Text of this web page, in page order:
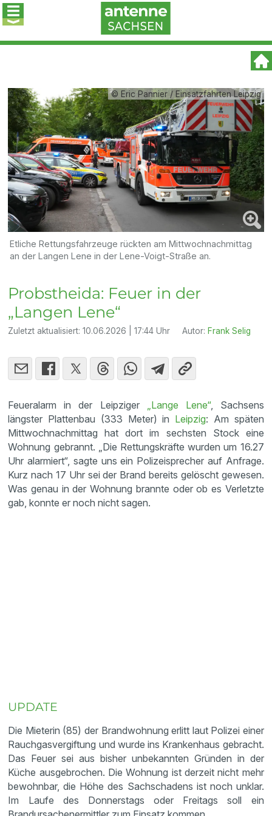
© Eric Pannier / Einsatzfahrten Leipzig
Etliche Rettungsfahrzeuge rückten am Mittwochnachmittag
an der Langen Lene in der Lene-Voigt-Straße an.
Probstheida: Feuer in der
„Langen Lene“
Zuletzt aktualisiert:10.06.2026 | 17:44 Uhr Autor: Frank Selig
Feueralarm in der Leipziger „Lange Lene“, Sachsens
längster Plattenbau (333 Meter) in Leipzig: Am späten
Mittwochnachmittag hat dort im sechsten Stock eine
Wohnung gebrannt. „Die Rettungskräfte wurden um 16.27
Uhr alarmiert“, sagte uns ein Polizeisprecher auf Anfrage.
Kurz nach 17 Uhr sei der Brand bereits gelöscht gewesen.
Was genau in der Wohnung brannte oder ob es Verletzte
gab, konnte er noch nicht sagen.
UPDATE
Die Mieterin (85) der Brandwohnung erlitt laut Polizei einer
Rauchgasvergiftung und wurde ins Krankenhaus gebracht.
Das Feuer sei aus bisher unbekannten Gründen in der
Küche ausgebrochen. Die Wohnung ist derzeit nicht mehr
bewohnbar, die Höhe des Sachschadens ist noch unklar.
Im Laufe des Donnerstags oder Freitags soll ein